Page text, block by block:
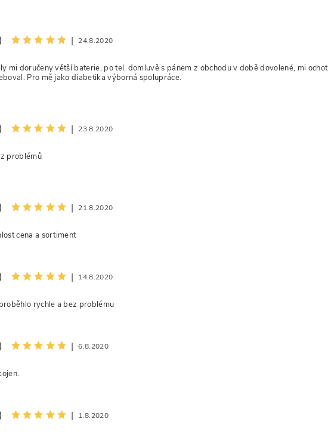
| 24.8.2020
mi doručeny větší baterie, po tel. domluvě s pánem z obchodu v době dovolené, mi
Pro mě jako diabetika výborná spolupráce.
| 23.8.2020
problémů
| 21.8.2020
cena a sortiment
| 14.8.2020
rychle a bez problému
| 6.8.2020
| 1.8.2020